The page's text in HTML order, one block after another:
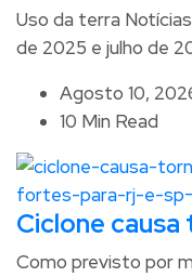
Uso da terra
de 2025 e julho de
Agosto 10,
10 Min Read
Ciclone causa
Como previsto por